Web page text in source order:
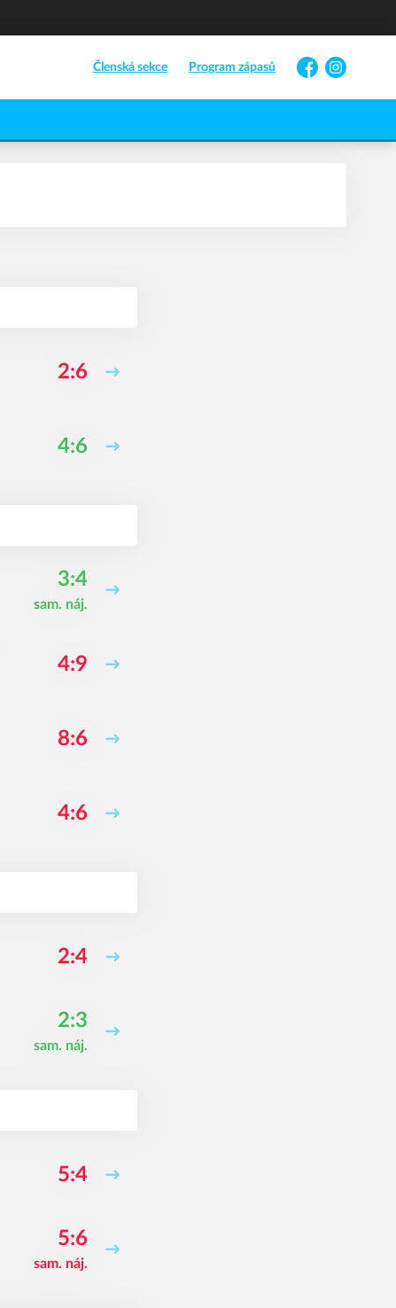
Členská sekce Program zápasů
FacebookInstagram
2:6
4:6
3:4
sam. náj.
4:9
8:6
4:6
2:4
2:3
sam. náj.
5:4
5:6
sam. náj.